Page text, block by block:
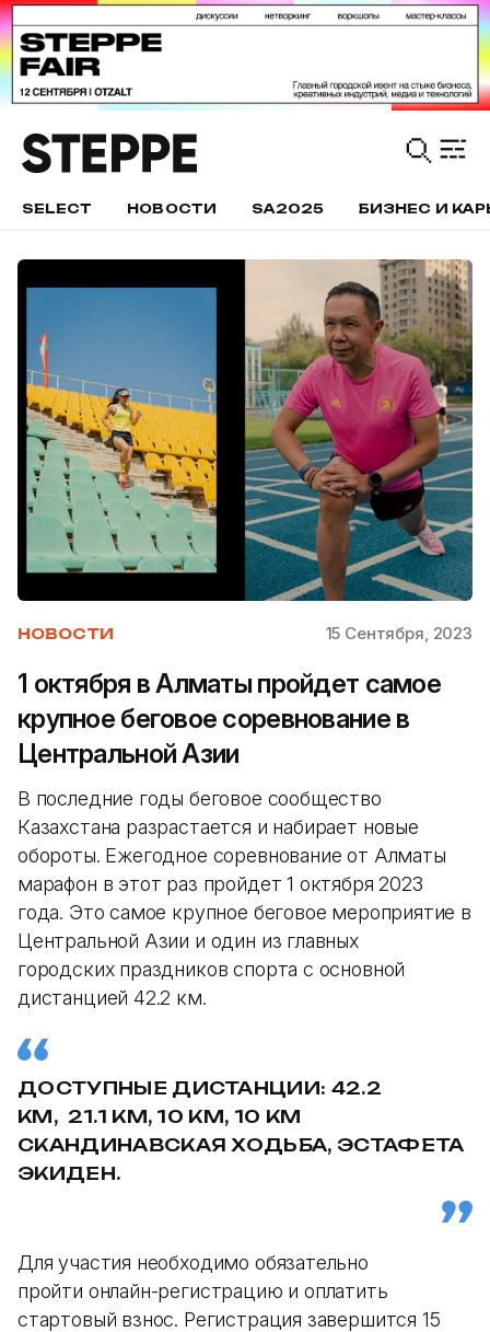
SELECT НОВОСТИ SA2025 БИЗНЕС И
НОВОСТИ 15 Сентября, 2023
1 октября в Алматы пройдет самое
крупное беговое соревнование в
Центральной Азии
В последние годы беговое сообщество
Казахстана разрастается и набирает новые
обороты. Ежегодное соревнование от Алматы
марафон в этот раз пройдет 1 октября 2023
года. Это самое крупное беговое мероприятие в
Центральной Азии и один из главных
городских праздников спорта с основной
дистанцией 42.2 км.
ДОСТУПНЫЕ ДИСТАНЦИИ: 42.2
КМ, 21.1 КМ, 10 КМ, 10 КМ
СКАНДИНАВСКАЯ ХОДЬБА, ЭСТАФЕТА
ЭКИДЕН.
Для участия необходимо обязательно
пройти онлайн-регистрацию и оплатить
стартовый взнос. Регистрация завершится 15